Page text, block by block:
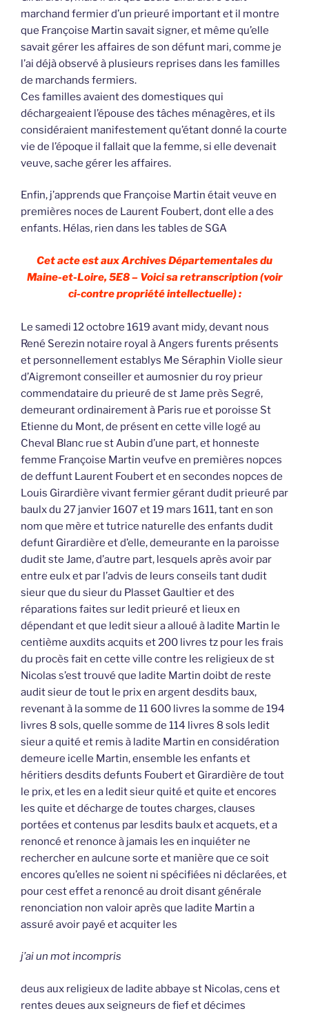
marchand fermier d’un prieuré important et il montre
que Françoise Martin savait signer, et même qu’elle
savait gérer les affaires de son défunt mari, comme je
l’ai déjà observé à plusieurs reprises dans les familles
de marchands fermiers.
Ces familles avaient des domestiques qui
déchargeaient l’épouse des tâches ménagères, et ils
considéraient manifestement qu’étant donné la courte
vie de l’époque il fallait que la femme, si elle devenait
veuve, sache gérer les affaires.
Enfin, j’apprends que Françoise Martin était veuve en
premières noces de Laurent Foubert, dont elle a des
enfants. Hélas, rien dans les tables de SGA
Cet acte est aux Archives Départementales du
Maine-et-Loire, 5E8 – Voici sa retranscription (voir
ci-contre propriété intellectuelle) :
Le samedi 12 octobre 1619 avant midy, devant nous
René Serezin notaire royal à Angers furents présents
et personnellement establys Me Séraphin Violle sieur
d’Aigremont conseiller et aumosnier du roy prieur
commendataire du prieuré de st Jame près Segré,
demeurant ordinairement à Paris rue et poroisse St
Etienne du Mont, de présent en cette ville logé au
Cheval Blanc rue st Aubin d’une part, et honneste
femme Françoise Martin veufve en premières nopces
de deffunt Laurent Foubert et en secondes nopces de
Louis Girardière vivant fermier gérant dudit prieuré par
baulx du 27 janvier 1607 et 19 mars 1611, tant en son
nom que mère et tutrice naturelle des enfants dudit
defunt Girardière et d’elle, demeurante en la paroisse
dudit ste Jame, d’autre part, lesquels après avoir par
entre eulx et par l’advis de leurs conseils tant dudit
sieur que du sieur du Plasset Gaultier et des
réparations faites sur ledit prieuré et lieux en
dépendant et que ledit sieur a alloué à ladite Martin le
centième auxdits acquits et 200 livres tz pour les frais
du procès fait en cette ville contre les religieux de st
Nicolas s’est trouvé que ladite Martin doibt de reste
audit sieur de tout le prix en argent desdits baux,
revenant à la somme de 11 600 livres la somme de 194
livres 8 sols, quelle somme de 114 livres 8 sols ledit
sieur a quité et remis à ladite Martin en considération
demeure icelle Martin, ensemble les enfants et
héritiers desdits defunts Foubert et Girardière de tout
le prix, et les en a ledit sieur quité et quite et encores
les quite et décharge de toutes charges, clauses
portées et contenus par lesdits baulx et acquets, et a
renoncé et renonce à jamais les en inquiéter ne
rechercher en aulcune sorte et manière que ce soit
encores qu’elles ne soient ni spécifiées ni déclarées, et
pour cest effet a renoncé au droit disant générale
renonciation non valoir après que ladite Martin a
assuré avoir payé et acquiter les
j’ai un mot incompris
deus aux religieux de ladite abbaye st Nicolas, cens et
rentes deues aux seigneurs de fief et décimes